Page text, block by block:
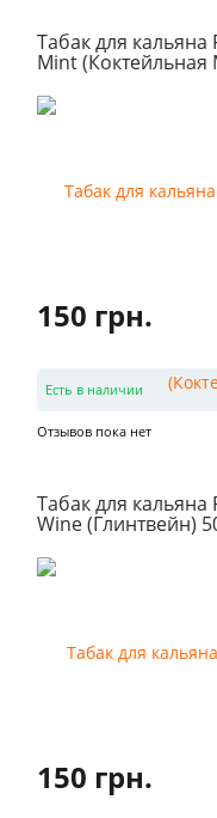
Табак для
Mint (Коктейльная
150 грн.
Есть в наличии
Отзывов пока нет
Табак для
Wine (Глинтвейн)
150 грн.